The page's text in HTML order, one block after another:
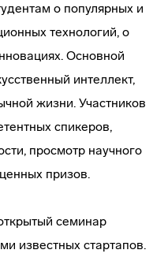
о популярных и
технологий, о
Основной
интеллект,
жизни. Участников
спикеров,
просмотр научного
призов.
семинар
известных стартапов.